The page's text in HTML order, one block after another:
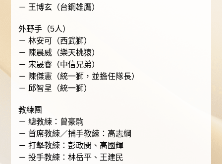
－ 王博玄（台鋼雄鷹）
外野手（5人）
－ 林安可（西武獅）
－ 陳晨威（樂天桃猿）
－ 宋晟睿（中信兄弟）
－ 陳傑憲（統一獅，並擔任隊長）
－ 邱智呈（統一獅）
教練團
－ 總教練：曾豪駒
－ 首席教練／捕手教練：高志綱
－ 打擊教練：彭政閔、高國輝
－ 投手教練：林岳平、王建民